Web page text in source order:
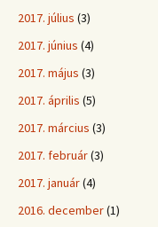
2017. július (3)
2017. június (4)
2017. május (3)
2017. április (5)
2017. március (3)
2017. február(3)
2017. január(4)
2016. december(1)